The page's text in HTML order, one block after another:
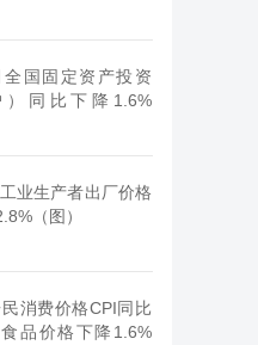
国固定资产投资
）同比下降1.6%
业生产者出厂价格
（图）
消费价格CPI同比
品价格下降1.6%